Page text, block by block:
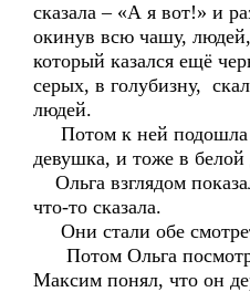
сказала – «А я вот!» и
окинув всю чашу, людей,
который казался ещё
серых, в голубизну,
людей.
Потом к ней подошла
девушка, и тоже в
Ольга взглядом
что-то сказала.
Они стали обе
Потом Ольга
Максим понял, что он